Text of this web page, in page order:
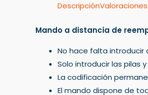
Descripción
Mando a distancia de
No hace falta introducir
Solo introducir las pilas y
La codificación
El mando dispone de